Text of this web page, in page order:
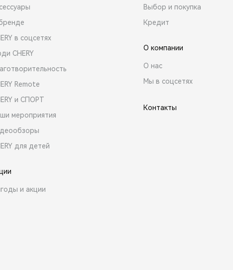
в соцсетях
CHERY
Remote
и СПОРТ
мероприятия
для детей
и акции
Выбор и покупка
Кредит
О компании
О нас
Мы в соцсетях
Контакты